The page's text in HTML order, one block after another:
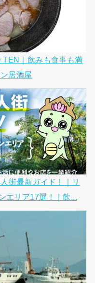
TEN｜飲みも食事も満
居酒屋
街最新ガイド！｜リ
リア17選！｜飲...